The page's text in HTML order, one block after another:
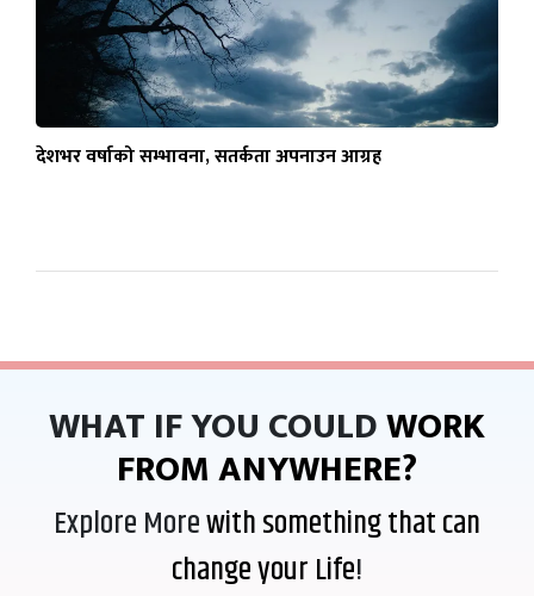
देशभर वर्षाको सम्भावना, सतर्कता अपनाउन आग्रह
WHAT IF YOU COULDWORK
FROM ANYWHERE?
Explore Morewith something that can
change your Life!